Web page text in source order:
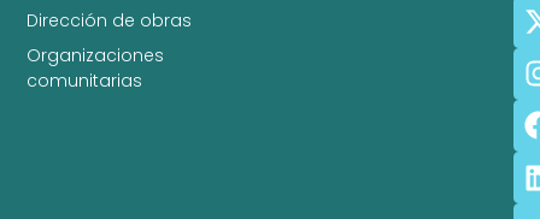
Dirección de obras
Organizaciones
comunitarias